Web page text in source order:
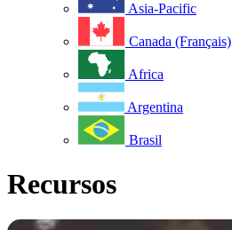
Asia-Pacific
Canada (Français)
Africa
Argentina
Brasil
Recursos